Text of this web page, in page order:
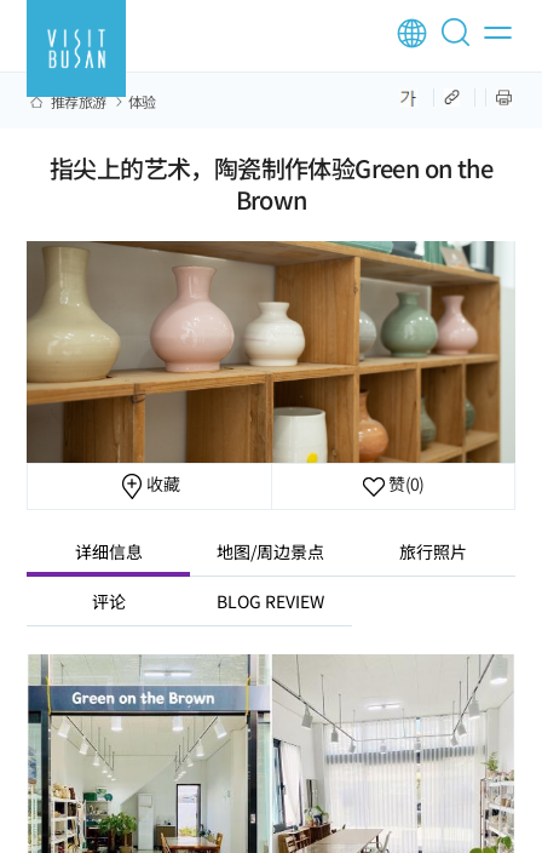
推荐旅游 体验
指尖上的艺术，陶瓷制作体验Green on the
Brown
收藏 赞(0)
详细信息 地图/周边景点 旅行照片
评论 BLOG REVIEW